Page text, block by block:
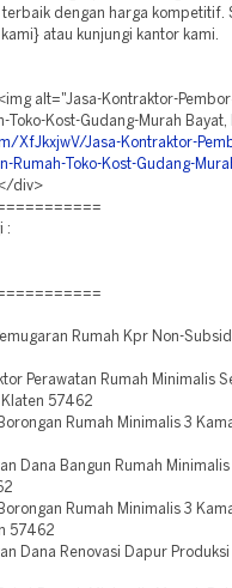
dengan harga kompetitif.
atau kunjungi kantor kami.
alt="Jasa-Kontraktor-
Toko-Kost-Gudang-Murah Bayat,
XfJkxjwV/Jasa-Kontraktor-
Rumah-Toko-Kost-Gudang-
div>
:
Rumah Kpr Non-
Perawatan Rumah Minimalis
57462
Rumah Minimalis 3
Dana Bangun Rumah Minimalis
Rumah Minimalis 3
57462
Dana Renovasi Dapur